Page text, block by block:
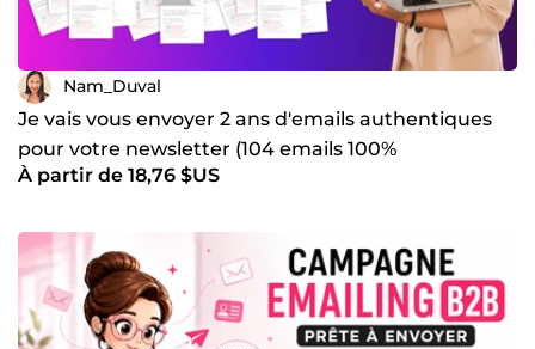
Nam_Duval
Je vais vous envoyer 2 ans d'emails authentiques
pour votre newsletter (104 emails 100%
personnalisables)
À partir de 18,76 $US